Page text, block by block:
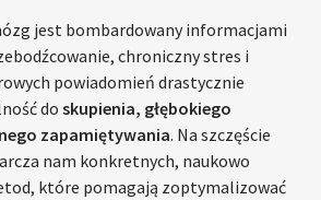
jest bombardowany informacjami
chroniczny stres i
powiadomień drastycznie
doskupienia, głębokiego
zapamiętywania. Na szczęście
nam konkretnych, naukowo
które pomagają zoptymalizować